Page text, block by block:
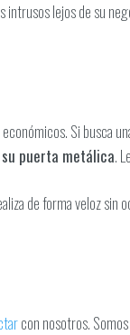
intrusos lejos de su
Si busca
puerta metálica.
de forma veloz sin
con nosotros.